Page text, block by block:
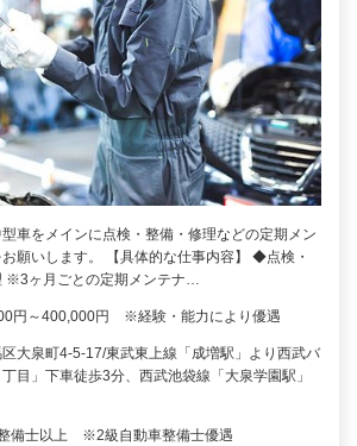
車をメインに点検・整備・修理などの定期メン
願いします。 【具体的な仕事内容】 ◆点検・
※3ヶ月ごとの定期メンテナ…
円～400,000円 ※経験・能力により優遇
大泉町4-5-17/東武東上線「成増駅」より西武バ
目」下車徒歩3分、西武池袋線「大泉学園駅」
備士以上 ※2級自動車整備士優遇